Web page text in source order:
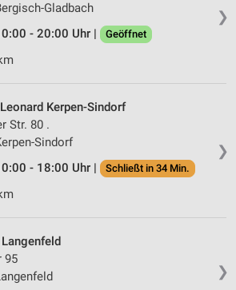
❯
Gladbach
- 20:00 Uhr |
Geöffnet
❯
Kerpen-Sindorf
Str. 80 .
Sindorf
- 18:00 Uhr |
Schließt in 34 Min.
❯
95